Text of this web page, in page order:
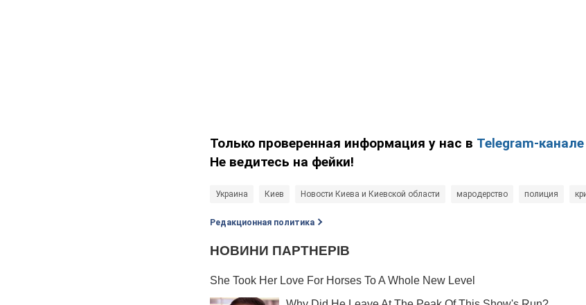
Только проверенная информация у нас в Telegram-канале
Не ведитесь на фейки!
Украина Киев Новости Киева и Киевской области мародерство полиция
Редакционная политика